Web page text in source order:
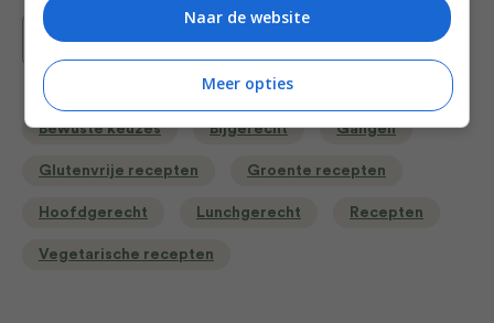
Bewaar recept
Bewuste keuzes Bijgerecht Gangen
Glutenvrije recepten Groente recepten
Hoofdgerecht Lunchgerecht Recepten
Vegetarische recepten
Naar de website
Meer opties